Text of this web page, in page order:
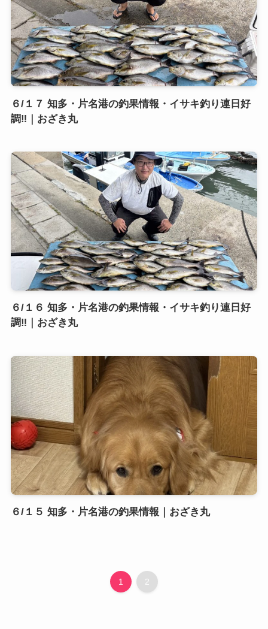
６/１７ 知多・片名港の釣果情報・イサキ釣り連日好
調‼️｜おざき丸
６/１６ 知多・片名港の釣果情報・イサキ釣り連日好
調‼️｜おざき丸
６/１５ 知多・片名港の釣果情報｜おざき丸
1 2